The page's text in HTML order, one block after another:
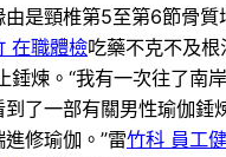
由是頸椎第5至第6節骨質
在職體檢吃藥不克不及
錘煉。“我有一次往了南
到了一部有關男性瑜伽錘
修瑜伽。”雷竹科 員工